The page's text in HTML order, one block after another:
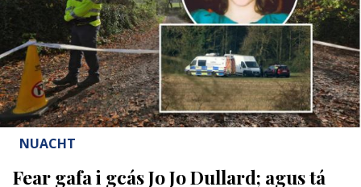
NUACHT
Fear gafa i gcás Jo Jo Dullard; agus tá